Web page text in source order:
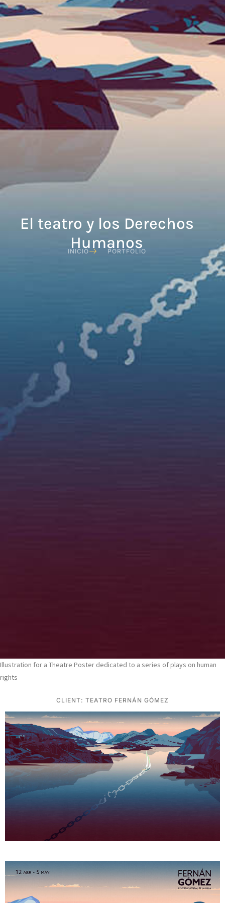
El teatro y los Derechos
Humanos
INICIO PORTFOLIO
Illustration for a Theatre Poster dedicated to a series of plays on human
rights
CLIENT: TEATRO FERNÁN GÓMEZ